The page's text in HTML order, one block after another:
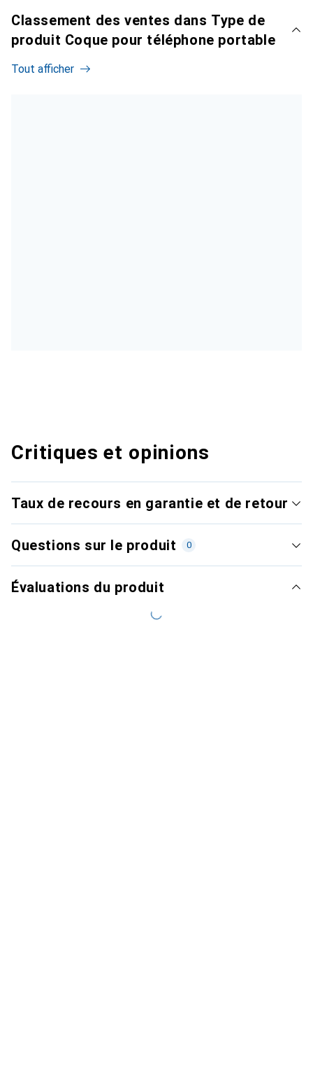
Classement des ventes dans Type de
produit Coque pour téléphone portable
Tout afficher
Critiques et opinions
Taux de recours en garantie et de retour
Questions sur le produit 0
Évaluations du produit